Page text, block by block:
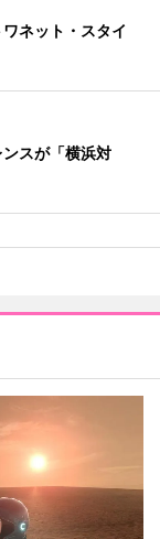
ネット・スタイ
スが「横浜対